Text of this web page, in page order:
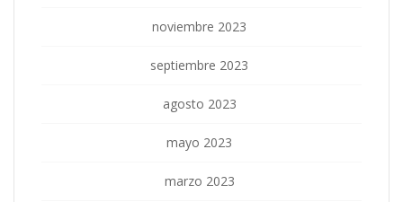
noviembre 2023
septiembre 2023
agosto 2023
mayo 2023
marzo 2023